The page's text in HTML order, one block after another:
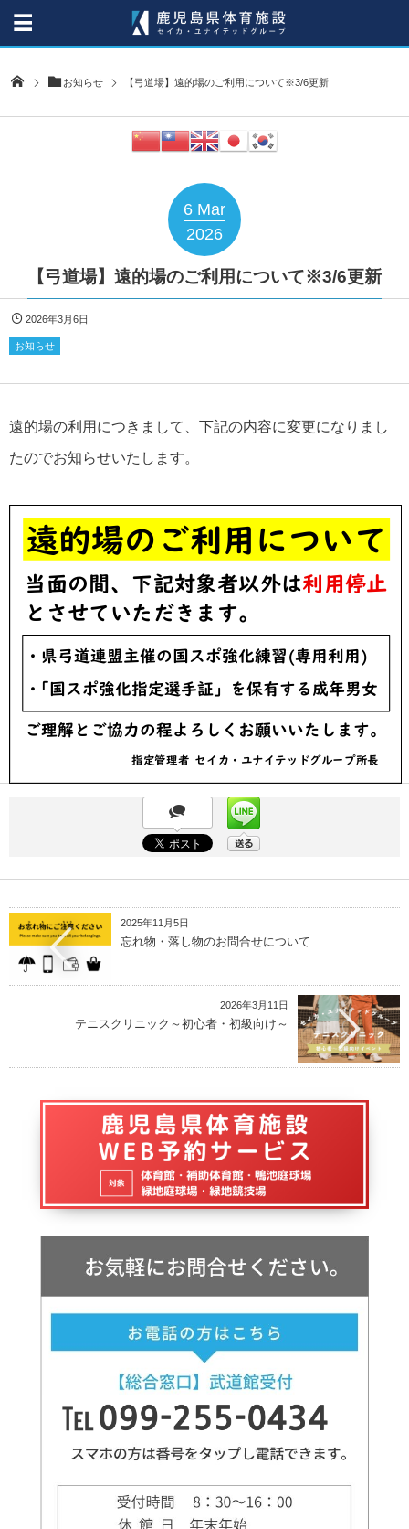
お知らせ 【弓道場】遠的場のご利用について※3/6更新
6 Mar
2026
【弓道場】遠的場のご利用について※3/6更新
2026年3月6日
お知らせ
遠的場の利用につきまして、下記の内容に変更になりまし
たのでお知らせいたします。
2025年11月5日
忘れ物・落し物のお問合せについて
2026年3月11日
テニスクリニック～初心者・初級向け～